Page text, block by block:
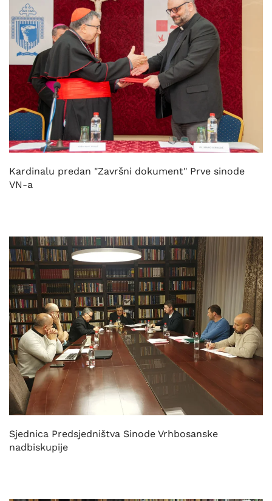
Kardinalu predan "Završni dokument" Prve sinode
VN-a
Sjednica Predsjedništva Sinode Vrhbosanske
nadbiskupije